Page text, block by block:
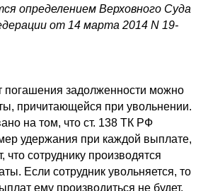
определением Верховного Суда
от 14 марта 2014 N 19-
погашения задолженности можно
причитающейся при увольнении.
на том, что ст. 138 ТК РФ
удержания при каждой выплате,
что сотруднику производятся
Если сотрудник увольняется, то
ему производиться не будет,